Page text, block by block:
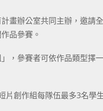
畫辦公室共同主辦，邀請
品參賽。
，參賽者可依作品類型擇
創作組每隊伍最多3名學